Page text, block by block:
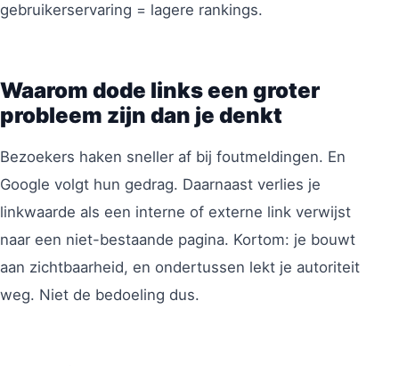
gebruikerservaring = lagere rankings.
Waarom dode links een groter
probleem zijn dan je denkt
Bezoekers haken sneller af bij foutmeldingen. En
Google volgt hun gedrag. Daarnaast verlies je
linkwaarde als een interne of externe link verwijst
naar een niet-bestaande pagina. Kortom: je bouwt
aan zichtbaarheid, en ondertussen lekt je autoriteit
weg. Niet de bedoeling dus.